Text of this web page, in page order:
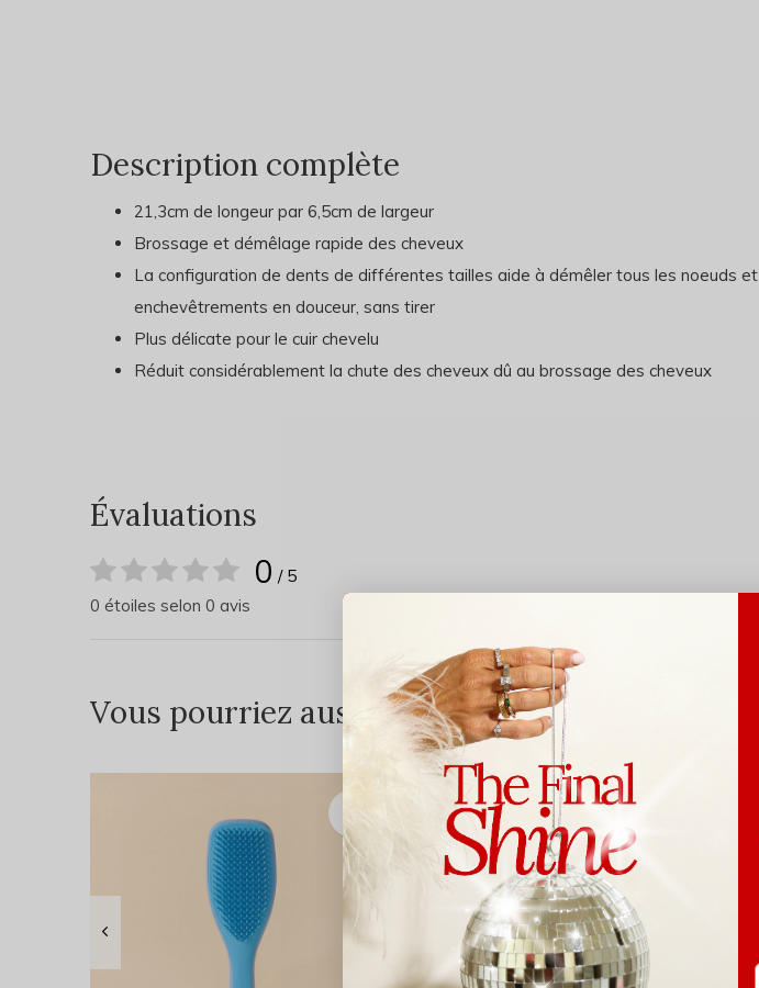
Description complète
21,3cm de longeur par 6,5cm de largeur
Brossage et démêlage rapide des cheveux
La configuration de dents de différentes tailles aide à démêler tous les noeuds et
enchevêtrements en douceur, sans tirer
Plus délicate pour le cuir chevelu
Réduit considérablement la chute des cheveux dû au brossage des cheveux
Évaluations
0 / 5
0 étoiles selon 0 avis
Vous pourriez aussi aimer...
DE RETOUR BIENTÔT!